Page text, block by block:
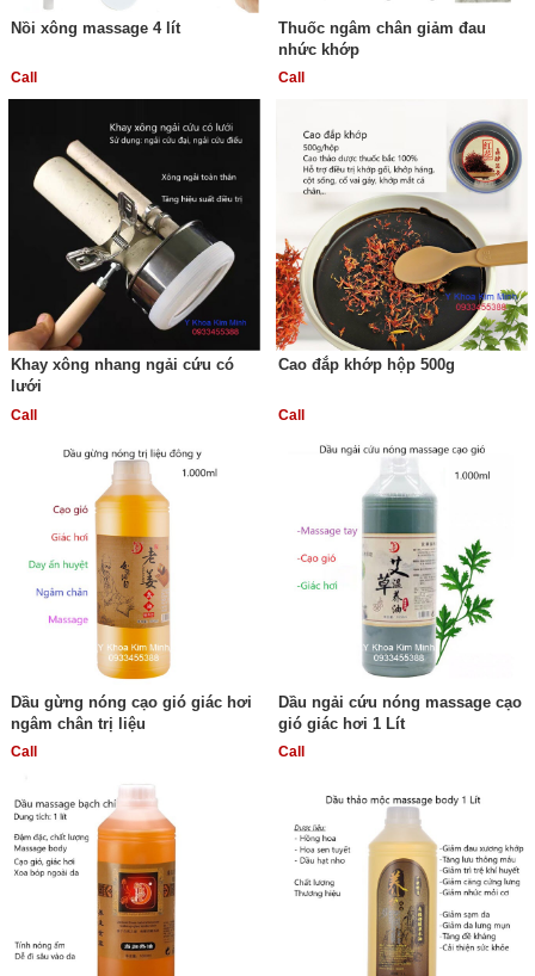
Nồi xông massage 4 lít
Call
Thuốc ngâm chân giảm đau
nhức khớp
Call
Khay xông nhang ngải cứu có
lưới
Call
Cao đắp khớp hộp 500g
Call
Dầu gừng nóng cạo gió giác hơi
ngâm chân trị liệu
Call
Dầu ngải cứu nóng massage cạo
gió giác hơi 1 Lít
Call